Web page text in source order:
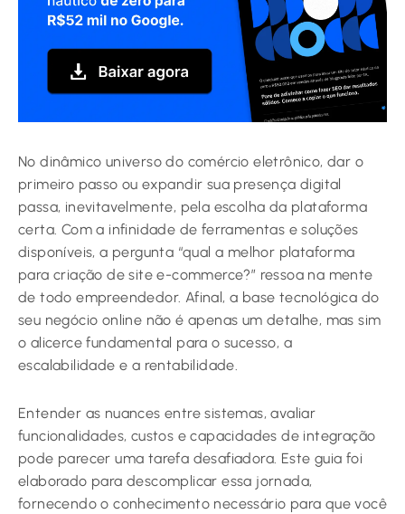
No dinâmico universo do comércio eletrônico, dar o
primeiro passo ou expandir sua presença digital
passa, inevitavelmente, pela escolha da plataforma
certa. Com a infinidade de ferramentas e soluções
disponíveis, a pergunta “qual a melhor plataforma
para criação de site e-commerce?” ressoa na mente
de todo empreendedor. Afinal, a base tecnológica do
seu negócio online não é apenas um detalhe, mas sim
o alicerce fundamental para o sucesso, a
escalabilidade e a rentabilidade.
Entender as nuances entre sistemas, avaliar
funcionalidades, custos e capacidades de integração
pode parecer uma tarefa desafiadora. Este guia foi
elaborado para descomplicar essa jornada,
fornecendo o conhecimento necessário para que você